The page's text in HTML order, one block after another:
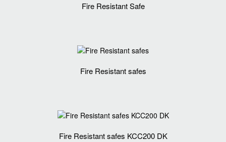
Fire Resistant Safe
Fire Resistant safes
Fire Resistant safes KCC200 DK